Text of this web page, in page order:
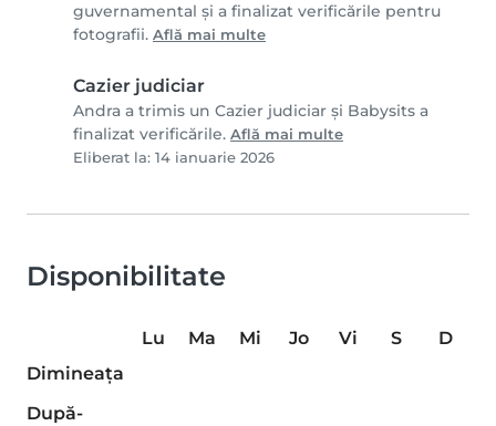
guvernamental și a finalizat verificările pentru
fotografii. Află mai multe
Cazier judiciar
Andra a trimis un Cazier judiciar și Babysits a
finalizat verificările. Află mai multe
Eliberat la: 14 ianuarie 2026
Disponibilitate
Lu Ma Mi Jo Vi S
D
Dimineaţa
După-